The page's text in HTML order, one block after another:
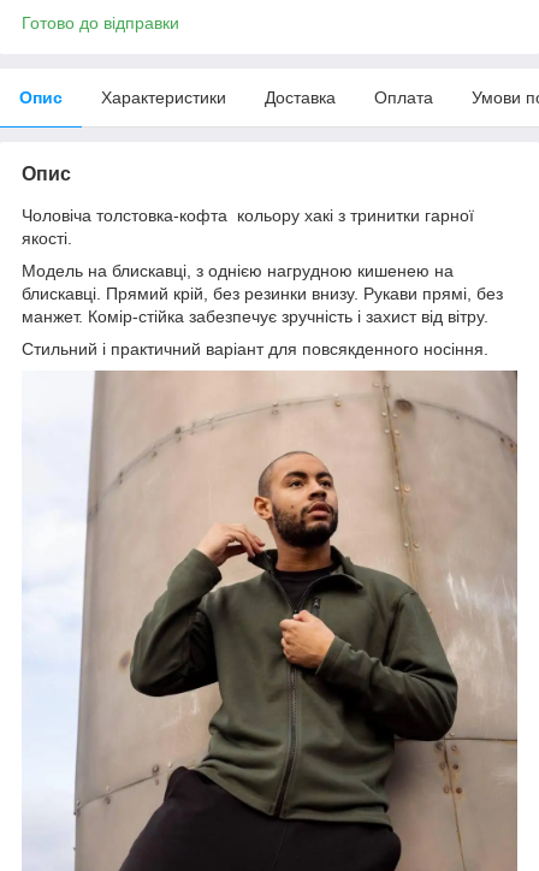
Готово до відправки
Опис Характеристики Доставка Оплата Умови
Опис
Чоловіча толстовка-кофта кольору хакі з тринитки гарної
якості.
Модель на блискавці, з однією нагрудною кишенею на
блискавці. Прямий крій, без резинки внизу. Рукави прямі, без
манжет. Комір-стійка забезпечує зручність і захист від вітру.
Стильний і практичний варіант для повсякденного носіння.